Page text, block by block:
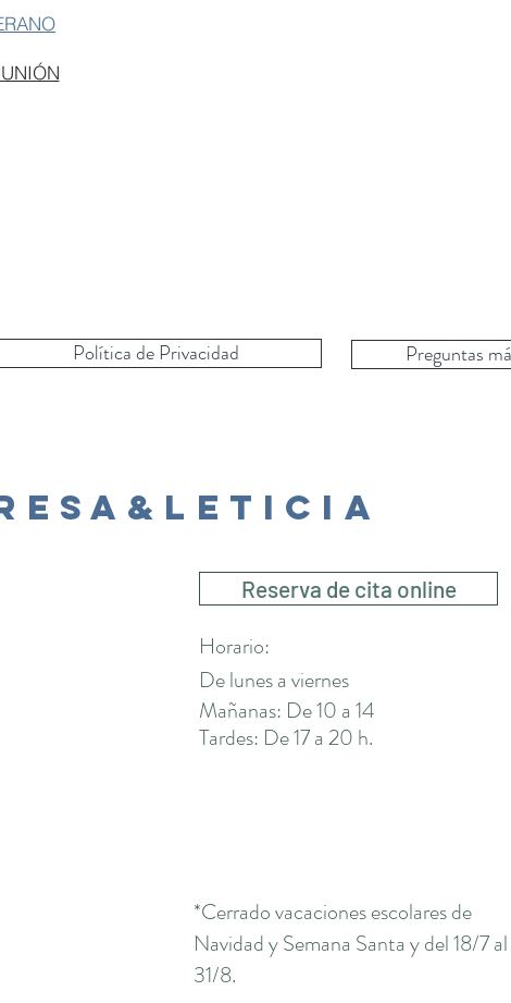
Política de Privacidad Preguntas
Reserva de cita online
Horario:
De lunes a viernes
Mañanas: De 10 a 14
Tardes: De 17 a 20 h.
*Cerrado vacaciones escolares de
Navidad y Semana Santa y del 18/7 al
31/8.